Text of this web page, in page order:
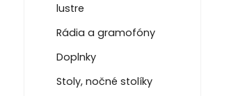
lustre
Rádia a gramofóny
Doplnky
Stoly, nočné stolíky